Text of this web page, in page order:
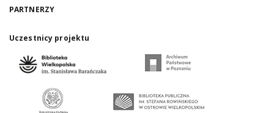
PARTNERZY
Uczestnicy projektu